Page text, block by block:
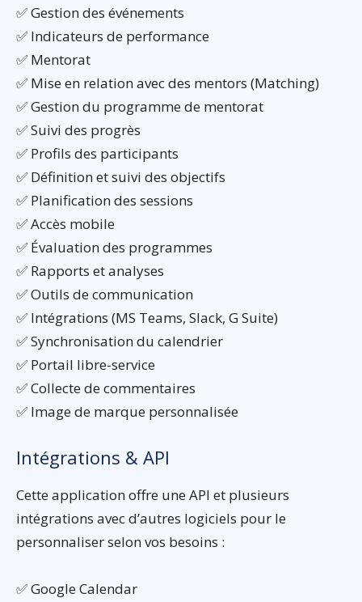
✅ Gestion des événements
✅ Indicateurs de performance
✅ Mentorat
✅ Mise en relation avec des mentors (Matching)
✅ Gestion du programme de mentorat
✅ Suivi des progrès
✅ Profils des participants
✅ Définition et suivi des objectifs
✅ Planification des sessions
✅ Accès mobile
✅ Évaluation des programmes
✅ Rapports et analyses
✅ Outils de communication
✅ Intégrations (MS Teams, Slack, G Suite)
✅ Synchronisation du calendrier
✅ Portail libre-service
✅ Collecte de commentaires
✅ Image de marque personnalisée
Intégrations & API
Cette application offre une API et plusieurs
intégrations avec d’autres logiciels pour le
personnaliser selon vos besoins :
✅ Google Calendar